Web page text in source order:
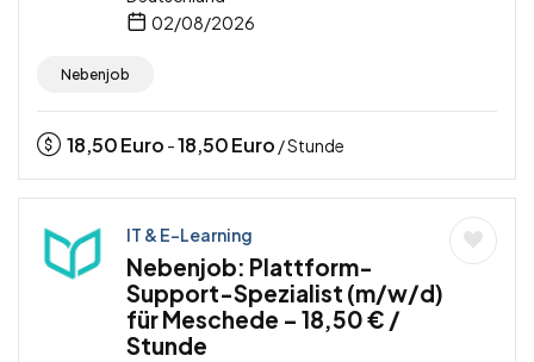
02/08/2026
Nebenjob
18,50Euro -18,50Euro / Stunde
IT & E-Learning
Nebenjob: Plattform-
Support-Spezialist (m/w/d)
für Meschede – 18,50 € /
Stunde